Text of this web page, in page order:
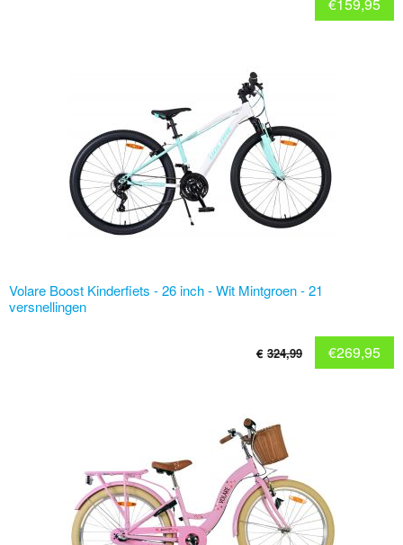
Volare Boost Kinderfiets - 26 inch - Wit Mintgroen - 21
versnellingen
€ 324,99 €269,95